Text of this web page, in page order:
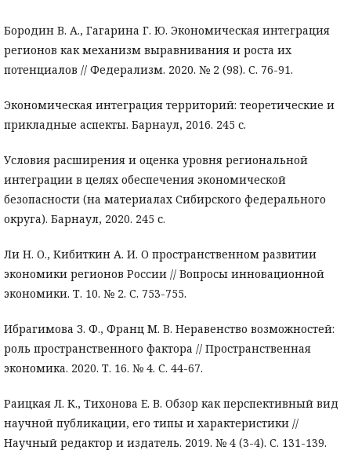
Бородин В. А., Гагарина Г. Ю. Экономическая интеграция
регионов как механизм выравнивания и роста их
потенциалов // Федерализм. 2020. № 2 (98). С. 76-91.
Экономическая интеграция территорий: теоретические и
прикладные аспекты. Барнаул, 2016. 245 с.
Условия расширения и оценка уровня региональной
интеграции в целях обеспечения экономической
безопасности (на материалах Сибирского федерального
округа). Барнаул, 2020. 245 с.
Ли Н. О., Кибиткин А. И. О пространственном развитии
экономики регионов России // Вопросы инновационной
экономики. Т. 10. № 2. С. 753-755.
Ибрагимова З. Ф., Франц М. В. Неравенство возможностей:
роль пространственного фактора // Пространственная
экономика. 2020. Т. 16. № 4. С. 44-67.
Раицкая Л. К., Тихонова Е. В. Обзор как перспективный вид
научной публикации, его типы и характеристики //
Научный редактор и издатель. 2019. № 4 (3-4). С. 131-139.